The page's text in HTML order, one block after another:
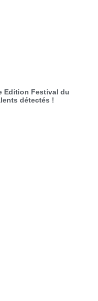
Edition Festival du
détectés !